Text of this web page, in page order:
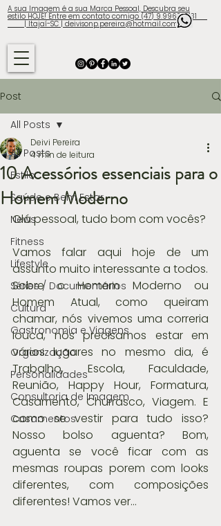
A sua Imagem é a sua Marca Pessoal, Descubra seu
estilo HOJE! Entre em contato comigo (47) 9.9960-3131
| Itajaí-SC | deivisonp.pereira@hotmail.com
Post
All Posts
Estilo
Saúde e Bem Estar
News
Fitness
Lifestyle
Séries / Documentários
Cultura
Gastronomia e Viagens
Organização
Personalidades
Consultoria de Imagem
Casamentos
All Posts
10 Acessórios essenciais para o
Homem Moderno
Deivi Pereira
4 min de leitura
Olá pessoal, tudo bom com vocês?
Vamos falar aqui hoje de um
assunto muito interessante a todos.
Sobre o Homem Moderno ou
Homem Atual, como queiram
chamar, nós vivemos uma correria
louca, nós precisamos estar em
vários lugares no mesmo dia, é
Trabalho, Escola, Faculdade,
Reunião, Happy Hour, Formatura,
Casamento, Churrasco, Viagem. E
como se vestir para tudo isso?
Nosso bolso aguenta? Bom,
aguenta se você ficar com as
mesmas roupas porem com looks
diferentes, com composições
diferentes! Vamos ver...